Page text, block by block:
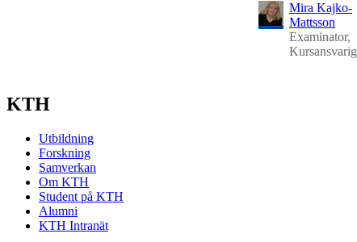
Mira Kajko-
Mattsson
Examinator,
Kursansvarig
KTH
Utbildning
Forskning
Samverkan
Om KTH
Student på KTH
Alumni
KTH Intranät